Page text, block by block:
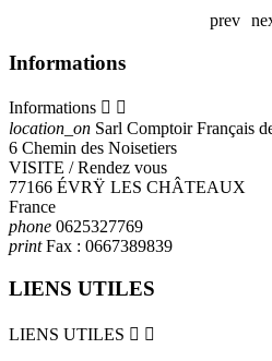
prev
Informations
Informations  
location_on Sarl Comptoir Français
6 Chemin des Noisetiers
VISITE / Rendez vous
77166 ÉVRŸ LES CHÂTEAUX
France
phone 0625327769
printFax : 0667389839
LIENS UTILES
LIENS UTILES  